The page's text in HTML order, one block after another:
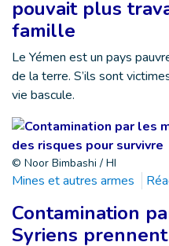
pouvait plus
famille
Le Yémen est un pays
de la terre. S’ils sont
vie bascule.
© Noor Bimbashi / HI
Mines et autres armes
Contamination
Syriens